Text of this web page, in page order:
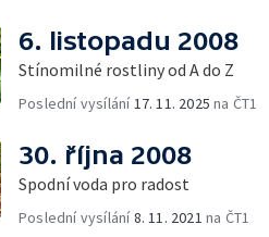
6. listopadu 2008
Stínomilné rostliny od A do Z
Poslední vysílání 17. 11. 2025 na ČT1
30. října 2008
Spodní voda pro radost
Poslední vysílání8. 11. 2021 na ČT1